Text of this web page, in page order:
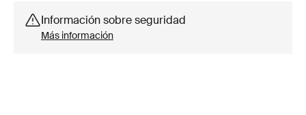
Información sobre seguridad
Más información